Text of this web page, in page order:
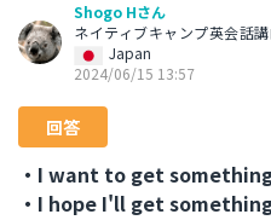
Shogo Hさん
ネイティブキャンプ英会話
Japan
2024/06/15 13:57
回答
・I want to get
・I hope I'll get